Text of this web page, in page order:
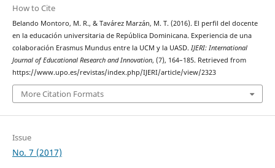
How to Cite
Belando Montoro, M. R., & Tavárez Marzán, M. T. (2016). El perfil del docente
en la educación universitaria de República Dominicana. Experiencia de una
colaboración Erasmus Mundus entre la UCM y la UASD. IJERI: International
Journal of Educational Research and Innovation, (7), 164–185. Retrieved from
https://www.upo.es/revistas/index.php/IJERI/article/view/2323
More Citation Formats
Issue
No. 7 (2017)